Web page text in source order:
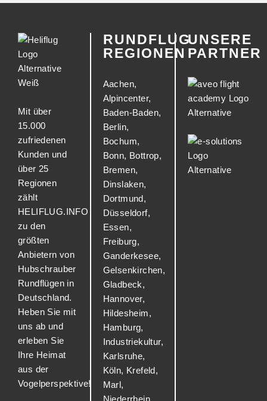
Mit über
15.000
zufriedenen
Kunden und
über 25
Regionen
zählt
HELIFLUG.INFO
zu den
größten
Anbietern von
Hubschrauber
Rundflügen in
Deutschland.
Heben Sie mit
uns ab und
erleben Sie
Ihre Heimat
aus der
Vogelperspektive!
RUNDFLUG
REGIONEN
Aachen,
Alpincenter,
Baden-Baden,
Berlin,
Bochum,
Bonn, Bottrop,
Bremen,
Dinslaken,
Dortmund,
Düsseldorf,
Essen,
Freiburg,
Ganderkesee,
Gelsenkirchen,
Gladbeck,
Hannover,
Hildesheim,
Hamburg,
Industriekultur,
Karlsruhe,
Köln, Krefeld,
Marl,
Niederrhein
UNSERE
PARTNER